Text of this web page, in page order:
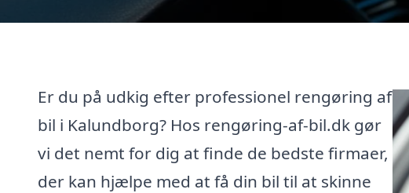
Er du på udkig efter professionel rengøring af
bil i Kalundborg? Hos rengøring-af-bil.dk gør
vi det nemt for dig at finde de bedste firmaer,
der kan hjælpe med at få din bil til at skinne